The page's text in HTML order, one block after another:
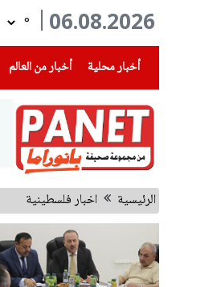
06.08.2026
°
أخبار محلية
(current) أخبار من العالم
الرئيسية اخبار فلسطينية